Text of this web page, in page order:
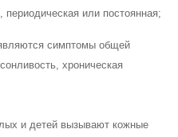
или постоянная;
симптомы общей
хроническая
и детей вызывают кожные